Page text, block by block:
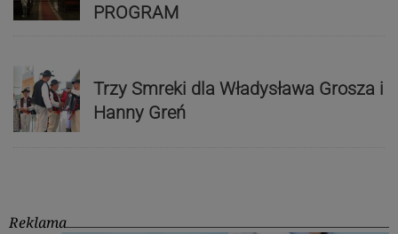
PROGRAM
Trzy Smreki dla Władysława Grosza i
Hanny Greń
Reklama